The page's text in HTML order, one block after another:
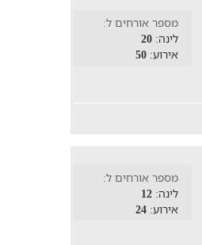
מספר אורחים ל:
לינה:20
אירוע:50
מספר אורחים ל:
לינה:12
אירוע:24